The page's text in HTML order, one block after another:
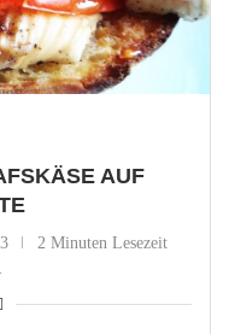
AUF
2 Minuten Lesezeit